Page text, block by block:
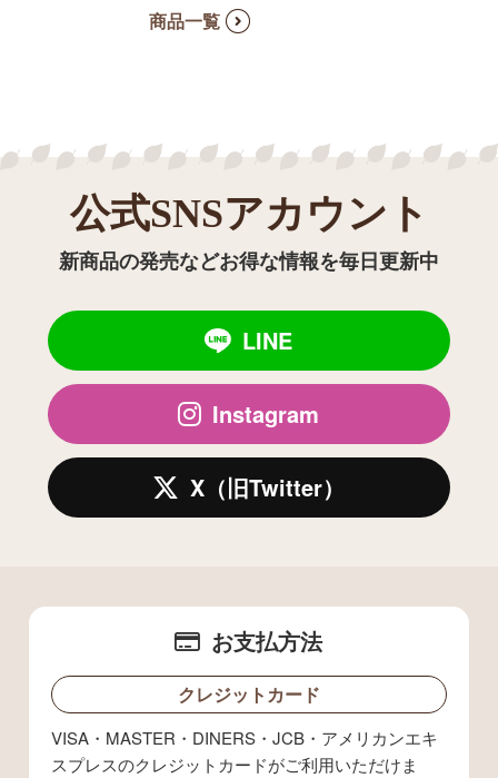
商品一覧
公式SNSアカウント
新商品の発売などお得な情報を毎日更新中
LINE
Instagram
X（旧Twitter）
お支払方法
クレジットカード
VISA・MASTER・DINERS・JCB・アメリカンエキ
スプレスのクレジットカードがご利用いただけま